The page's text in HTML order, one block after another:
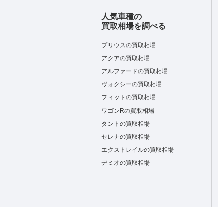
人気車種の
買取相場を調べる
プリウスの買取相場
アクアの買取相場
アルファードの買取相場
ヴォクシーの買取相場
フィットの買取相場
ワゴンRの買取相場
タントの買取相場
セレナの買取相場
エクストレイルの買取相場
デミオの買取相場